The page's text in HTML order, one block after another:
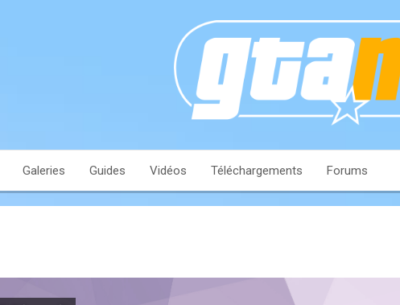
Galeries Guides Vidéos Téléchargements Forums